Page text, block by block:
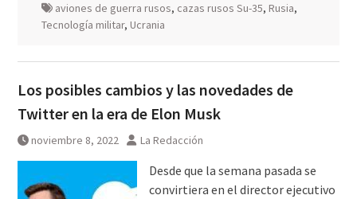
aviones de guerra rusos, cazas rusos Su-35, Rusia,
Tecnología militar, Ucrania
Los posibles cambios y las novedades de
Twitter en la era de Elon Musk
noviembre 8, 2022 La Redacción
Desde que la semana pasada se
convirtiera en el director ejecutivo